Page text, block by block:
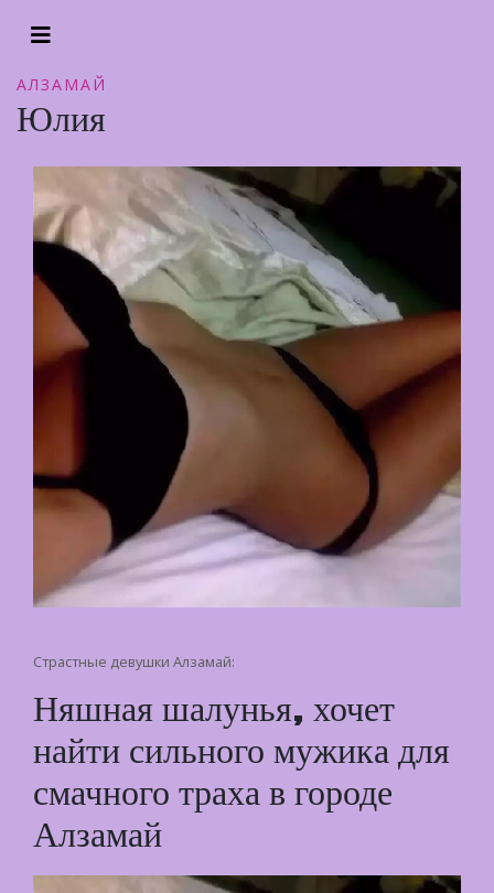
АЛЗАМАЙ
Юлия
Страстные девушки Алзамай:
Няшная шалунья, хочет
найти сильного мужика для
смачного траха в городе
Алзамай